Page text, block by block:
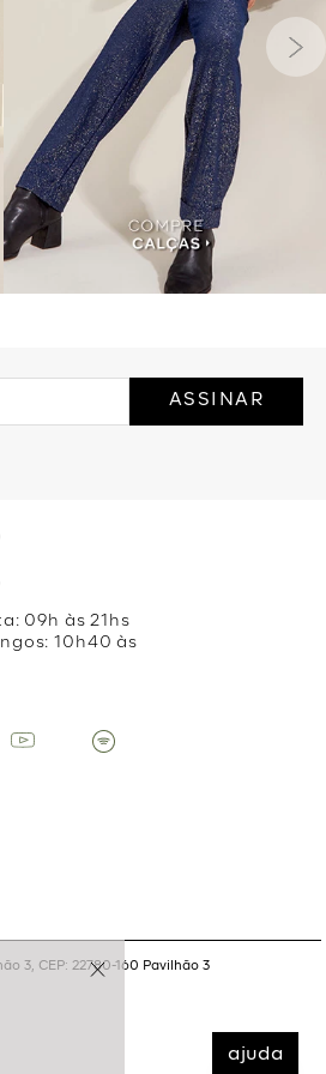
ajuda
ASSINAR
09h às 21hs
10h40 às
3, CEP: 22780-160 Pavilhão 3